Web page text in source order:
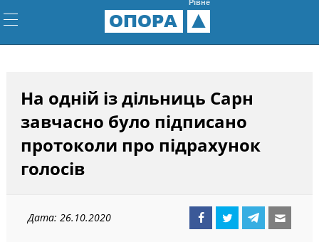
ОПОРА
Рівне
На одній із дільниць Сарн
завчасно було підписано
протоколи про підрахунок
голосів